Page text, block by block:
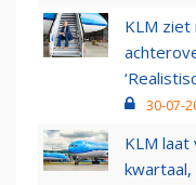
KLM
30-07-
KLM